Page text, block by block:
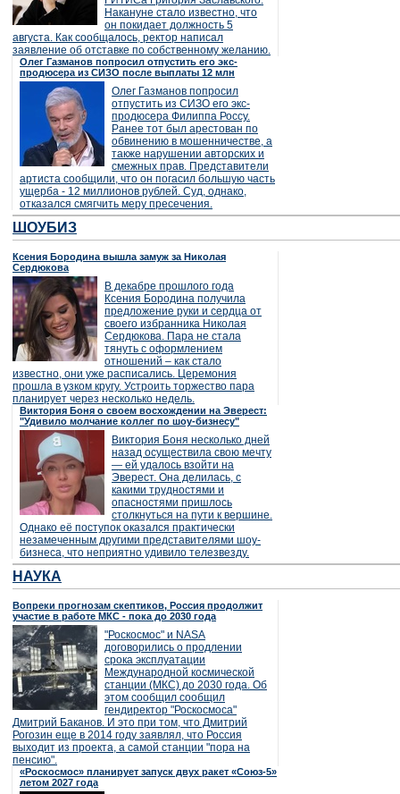
Накануне стало известно, что
он покидает должность 5
августа. Как сообщалось, ректор написал
заявление об отставке по собственному желанию.
Олег Газманов попросил отпустить его экс-
продюсера из СИЗО после выплаты 12 млн
Олег Газманов попросил
отпустить из СИЗО его экс-
продюсера Филиппа Россу.
Ранее тот был арестован по
обвинению в мошенничестве, а
также нарушении авторских и
смежных прав. Представители
артиста сообщили, что он погасил большую часть
ущерба - 12 миллионов рублей. Суд, однако,
отказался смягчить меру пресечения.
ШОУБИЗ
Ксения Бородина вышла замуж за Николая
Сердюкова
В декабре прошлого года
Ксения Бородина получила
предложение руки и сердца от
своего избранника Николая
Сердюкова. Пара не стала
тянуть с оформлением
отношений – как стало
известно, они уже расписались. Церемония
прошла в узком кругу. Устроить торжество пара
планирует через несколько недель.
Виктория Боня о своем восхождении на Эверест:
"Удивило молчание коллег по шоу-бизнесу"
Виктория Боня несколько дней
назад осуществила свою мечту
— ей удалось взойти на
Эверест. Она делилась, с
какими трудностями и
опасностями пришлось
столкнуться на пути к вершине.
Однако её поступок оказался практически
незамеченным другими представителями шоу-
бизнеса, что неприятно удивило телезвезду.
НАУКА
Вопреки прогнозам скептиков, Россия продолжит
участие в работе МКС - пока до 2030 года
"Роскосмос" и NASA
договорились о продлении
срока эксплуатации
Международной космической
станции (МКС) до 2030 года. Об
этом сообщил сообщил
гендиректор "Роскосмоса"
Дмитрий Баканов. И это при том, что Дмитрий
Рогозин еще в 2014 году заявлял, что Россия
выходит из проекта, а самой станции "пора на
пенсию".
«Роскосмос» планирует запуск двух ракет «Союз-5»
летом 2027 года